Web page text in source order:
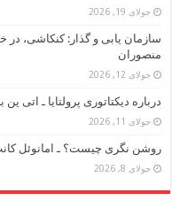
جولای 19, 2026
سازمان یابی و گذار: کنکاشی،
منصوران
جولای 12, 2026
درباره دیکتاتوری پرولتایا ـ اتی ین
جولای 11, 2026
روشن نگری چیست؟ ـ امانوئل
جولای 8, 2026